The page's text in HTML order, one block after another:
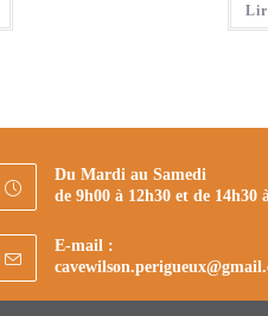
Du Mardi au Samedi
de 9h00 à 12h30 et de 14h30
E-mail :